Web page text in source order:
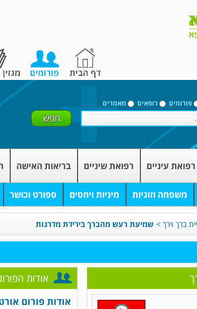
פורומים רופאים מאמרים
רפואת עיניים רפואת שיניים בריאות האישה
משפחה וזוגיות מיניות ויחסים ספורט וכושר
ברך וירך > שמיעת רעש מהברך בירידת מדרגות
אודות
אודות פורום